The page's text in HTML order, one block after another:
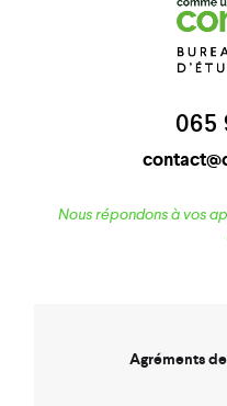
065
Nous répondons à vos
Agréments